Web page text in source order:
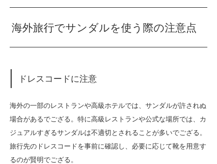
海外旅行でサンダルを使う際の注意点
ドレスコードに注意
海外の一部のレストランや高級ホテルでは、サンダルが許されぬ
場合があるでござる。特に高級レストランや公式な場所では、カ
ジュアルすぎるサンダルは不適切とされることが多いでござる。
旅行先のドレスコードを事前に確認し、必要に応じて靴を用意す
るのが賢明でござる。